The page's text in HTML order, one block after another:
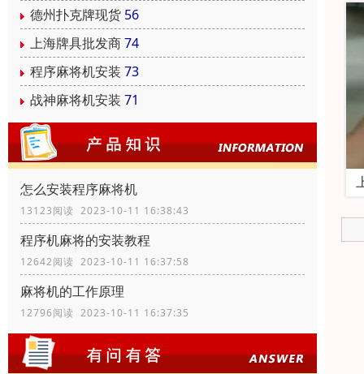
德州扑克牌现货 56
上海牌具批发商74
程序麻将机安装 73
战神麻将机安装 71
怎么安装程序麻将机
13123阅读 2023-10-11 16:38:43
程序机麻将的安装教程
12642阅读 2023-10-11 16:37:58
麻将机的工作原理
12796阅读 2023-10-11 16:37:35